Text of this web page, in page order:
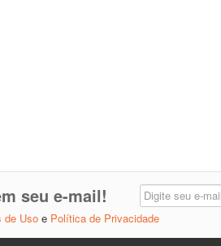
seu e-mail!
de Uso e Política de Privacidade